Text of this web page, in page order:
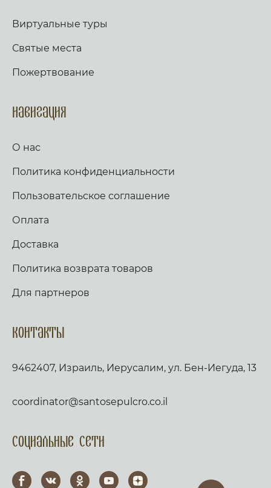
Виртуальные туры
Святые места
Пожертвование
Навигация
О нас
Политика конфиденциальности
Пользовательское соглашение
Оплата
Доставка
Политика возврата товаров
Для партнеров
Контакты
9462407, Израиль, Иерусалим, ул. Бен-Иегуда, 13
coordinator@santosepulcro.co.il
Социальные сети